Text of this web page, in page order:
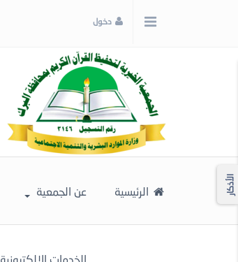
دخول
الرئيسية عن الجمعية
الخدمات الإلكترونية
الأذكار